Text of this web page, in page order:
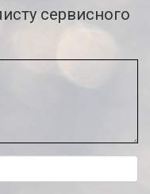
сервисного